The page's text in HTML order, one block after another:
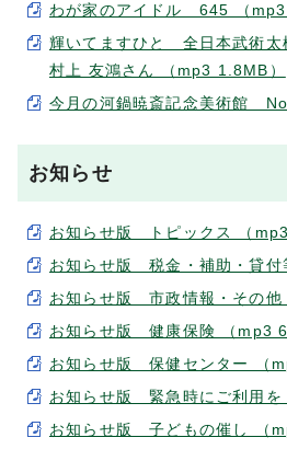
わが家のアイドル 645 （mp3
輝いてますひと 全日本武術
村上 友鴻さん （mp3 1.8MB）
今月の河鍋暁斎記念美術館
お知らせ
お知らせ版 トピックス （mp3
お知らせ版 税金・補助・貸付
お知らせ版 市政情報・その他
お知らせ版 健康保険 （mp3
お知らせ版 保健センター （
お知らせ版 緊急時にご利用を
お知らせ版 子どもの催し （